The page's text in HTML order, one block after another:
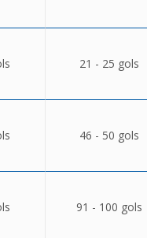
21 - 25 gols
46 - 50 gols
91 - 100 gols